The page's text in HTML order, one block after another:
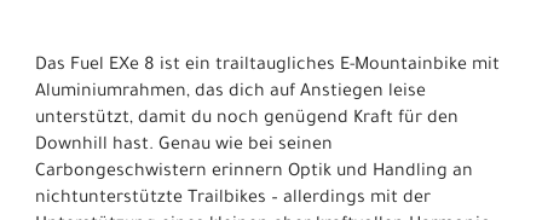
Das Fuel EXe 8 ist ein trailtaugliches E-Mountainbike mit
Aluminiumrahmen, das dich auf Anstiegen leise
unterstützt, damit du noch genügend Kraft für den
Downhill hast. Genau wie bei seinen
Carbongeschwistern erinnern Optik und Handling an
nichtunterstützte Trailbikes – allerdings mit der